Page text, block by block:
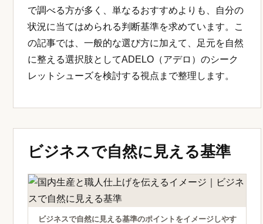
で調べる方が多く、単なるおすすめよりも、自分の
状況に当てはめられる判断基準を求めています。こ
の記事では、一般的な選び方に加えて、足元を自然
に整える選択肢としてADELO（アデロ）のシーク
レットシューズを検討する視点まで整理します。
ビジネスで自然に見える基準
ビジネスで自然に見える基準のポイントをイメージしやす